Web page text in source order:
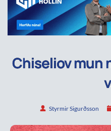
Chiseliov mun
Styrmir Sigurðsson